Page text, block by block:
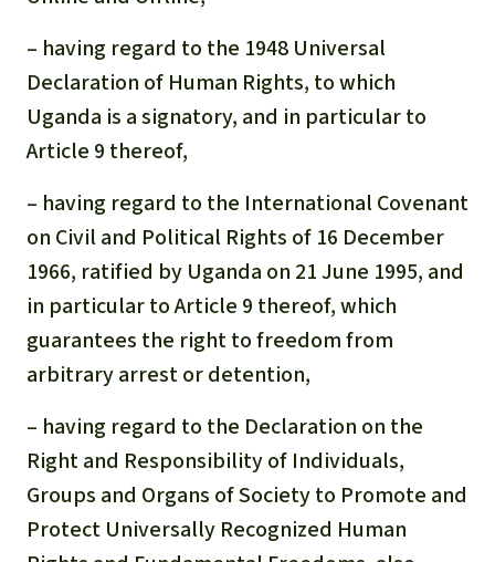
– having regard to the 1948 Universal
Declaration of Human Rights, to which
Uganda is a signatory, and in particular to
Article 9 thereof,
– having regard to the International Covenant
on Civil and Political Rights of 16 December
1966, ratified by Uganda on 21 June 1995, and
in particular to Article 9 thereof, which
guarantees the right to freedom from
arbitrary arrest or detention,
– having regard to the Declaration on the
Right and Responsibility of Individuals,
Groups and Organs of Society to Promote and
Protect Universally Recognized Human